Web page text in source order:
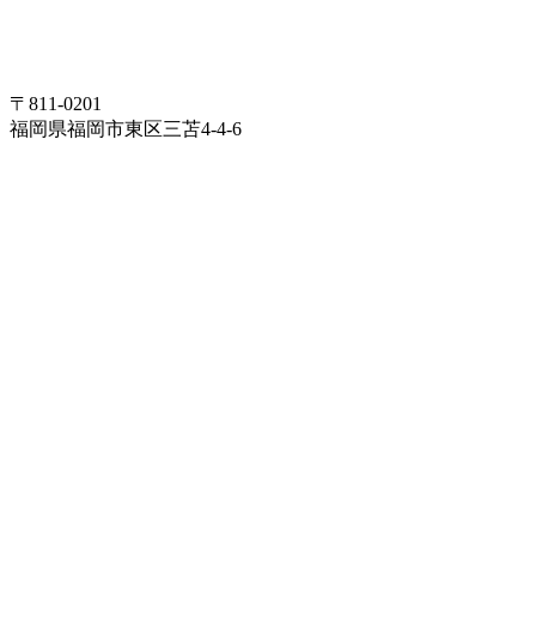
〒811-0201
福岡県福岡市東区三苫4-4-6